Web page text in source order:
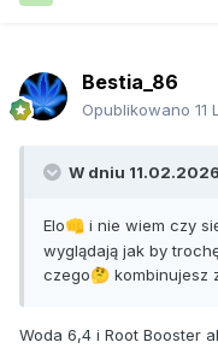
Bestia_86
Opublikowano 11
W dniu
Elo👊 i nie wiem czy
wyglądają jak by
czego🤔 kombinujesz
Woda 6,4 i Root Booster